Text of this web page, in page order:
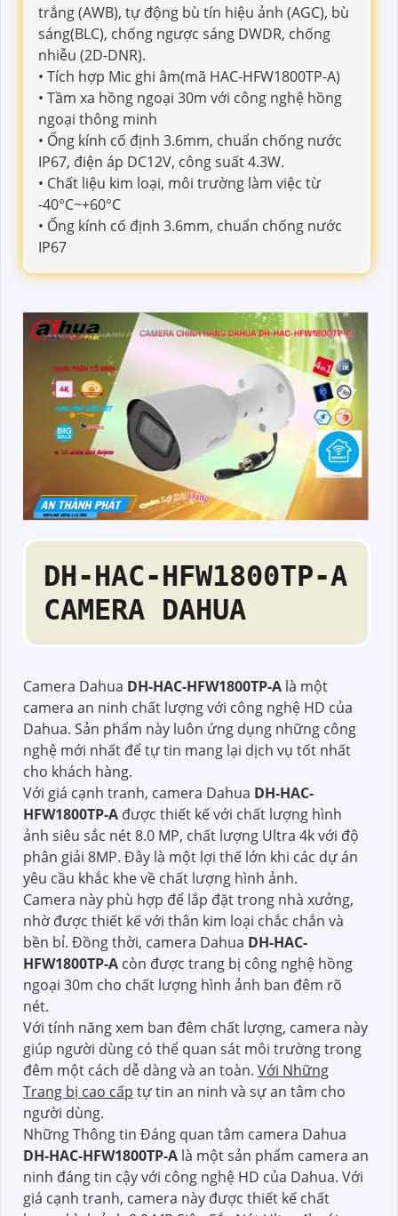
trắng (AWB), tự động bù tín hiệu ảnh (AGC), bù
sáng(BLC), chống ngược sáng DWDR, chống
nhiễu (2D-DNR).
• Tích hợp Mic ghi âm(mã HAC-HFW1800TP-A)
• Tầm xa hồng ngoại 30m với công nghệ hồng
ngoại thông minh
• Ống kính cố định 3.6mm, chuẩn chống nước
IP67, điện áp DC12V, công suất 4.3W.
• Chất liệu kim loại, môi trường làm việc từ
-40°C~+60°C
• Ống kính cố định 3.6mm, chuẩn chống nước
IP67
DH-HAC-HFW1800TP-A
CAMERA DAHUA
Camera Dahua DH-HAC-HFW1800TP-A là một
camera an ninh chất lượng với công nghệ HD của
Dahua. Sản phẩm này luôn ứng dụng những công
nghệ mới nhất để tự tin mang lại dịch vụ tốt nhất
cho khách hàng.
Với giá cạnh tranh, camera Dahua DH-HAC-
HFW1800TP-A được thiết kế với chất lượng hình
ảnh siêu sắc nét 8.0 MP, chất lượng Ultra 4k với độ
phân giải 8MP. Đây là một lợi thế lớn khi các dự án
yêu cầu khắc khe về chất lượng hình ảnh.
Camera này phù hợp để lắp đặt trong nhà xưởng,
nhờ được thiết kế với thân kim loại chắc chắn và
bền bỉ. Đồng thời, camera Dahua DH-HAC-
HFW1800TP-A còn được trang bị công nghệ hồng
ngoại 30m cho chất lượng hình ảnh ban đêm rõ
nét.
Với tính năng xem ban đêm chất lượng, camera này
giúp người dùng có thể quan sát môi trường trong
đêm một cách dễ dàng và an toàn. Với Những
Trang bị cao cấp tự tin an ninh và sự an tâm cho
người dùng.
Những Thông tin Đáng quan tâm camera Dahua
DH-HAC-HFW1800TP-A là một sản phẩm camera an
ninh đáng tin cậy với công nghệ HD của Dahua. Với
giá cạnh tranh, camera này được thiết kế chất